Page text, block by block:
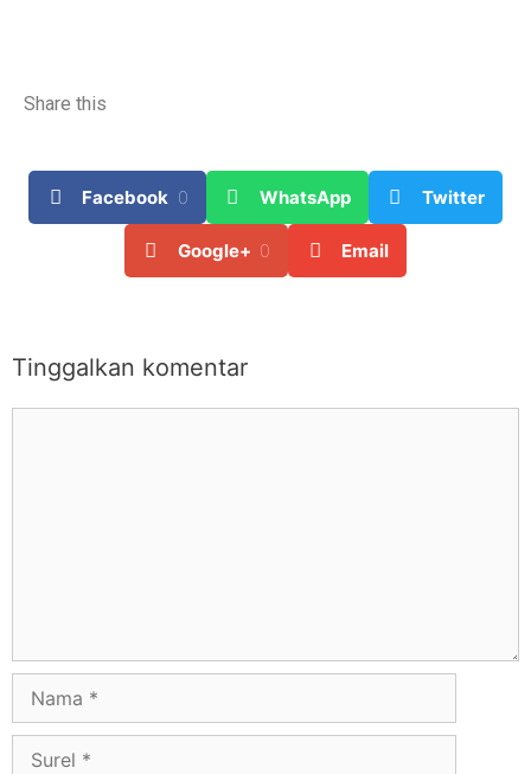
Share this
Facebook 0 WhatsApp Twitter
Google+ 0 Email
Tinggalkan komentar